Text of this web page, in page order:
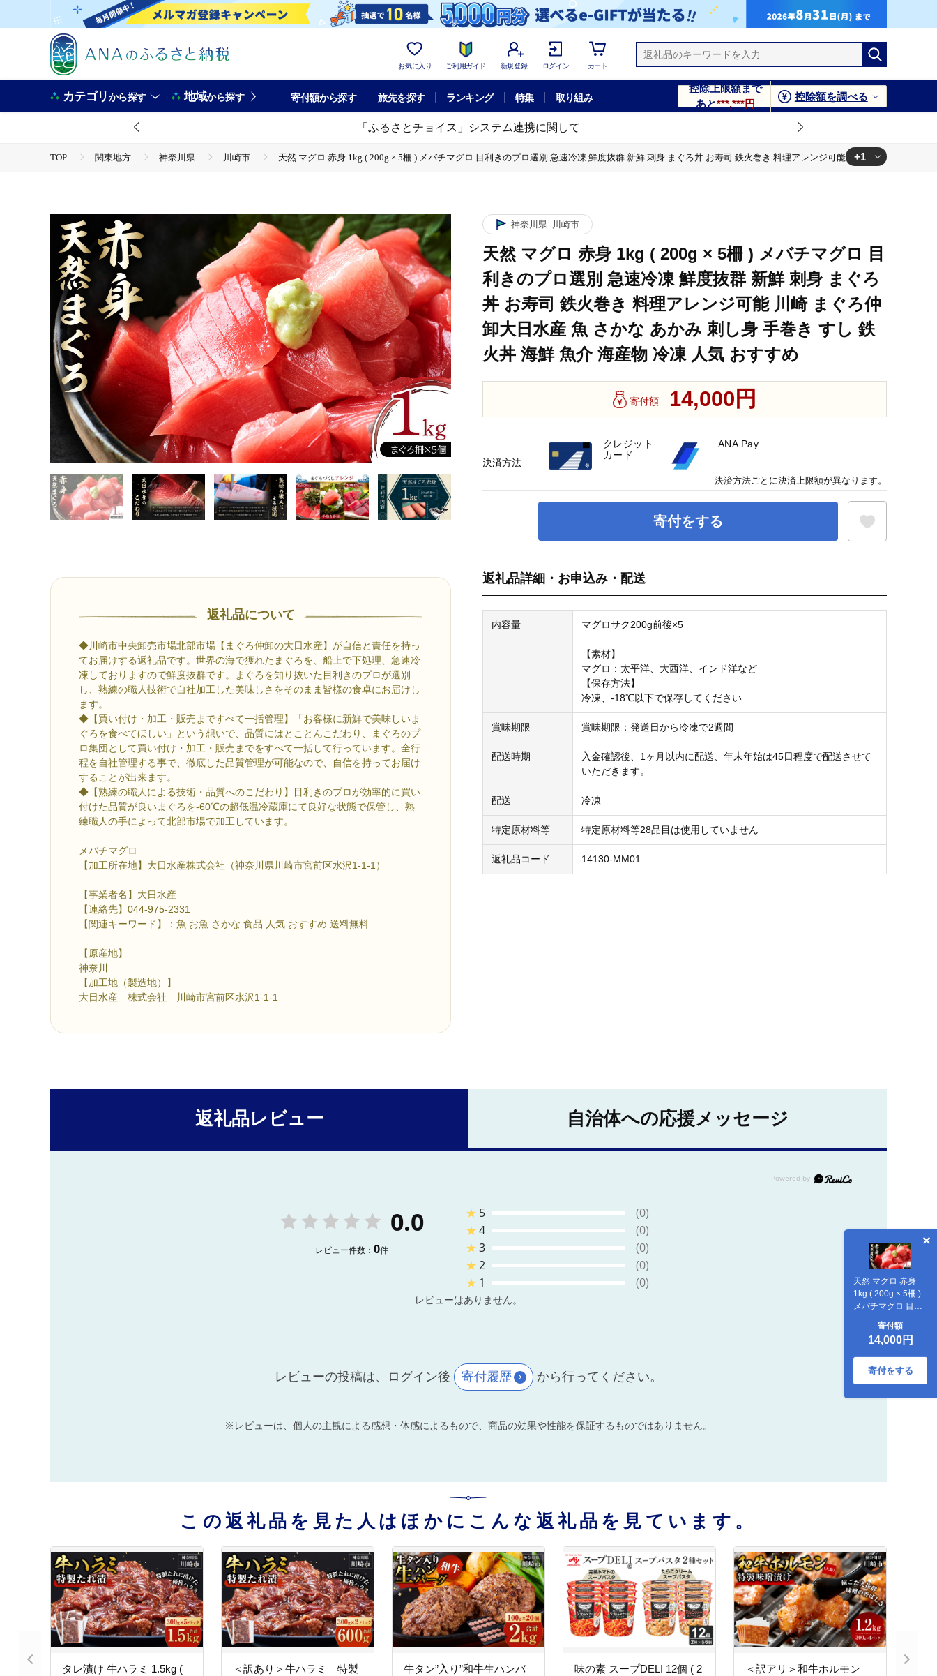
お気に入り ご利用ガイド 新規登録 ログイン カート
カテゴリから探す 地域から探す 寄付額から探す 旅先を探す ランキング 特集 取り組み
控除上限額まで
あと***,***円
控除額を調べる
「ふるさとチョイス」システム連携に関して
TOP 関東地方 神奈川県 川崎市
天然 マグロ 赤身 1kg ( 200g × 5柵 ) メバチマグロ 目利きのプロ選別 急速冷凍 鮮度抜群 新鮮 刺身 まぐろ丼 お寿司 鉄火巻き 料理アレンジ可能 川崎 まぐろ仲卸大
+1
返礼品について
◆川崎市中央卸売市場北部市場【まぐろ仲卸の大日水産】が自信と責任を持っ
てお届けする返礼品です。世界の海で獲れたまぐろを、船上で下処理、急速冷
凍しておりますので鮮度抜群です。まぐろを知り抜いた目利きのプロが選別
し、熟練の職人技術で自社加工した美味しさをそのまま皆様の食卓にお届けし
ます。
◆【買い付け・加工・販売まですべて一括管理】「お客様に新鮮で美味しいま
ぐろを食べてほしい」という想いで、品質にはとことんこだわり、まぐろのプ
ロ集団として買い付け・加工・販売までをすべて一括して行っています。全行
程を自社管理する事で、徹底した品質管理が可能なので、自信を持ってお届け
することが出来ます。
◆【熟練の職人による技術・品質へのこだわり】目利きのプロが効率的に買い
付けた品質が良いまぐろを-60℃の超低温冷蔵庫にて良好な状態で保管し、熟
練職人の手によって北部市場で加工しています。
メバチマグロ
【加工所在地】大日水産株式会社（神奈川県川崎市宮前区水沢1-1-1）
【事業者名】大日水産
【連絡先】044-975-2331
【関連キーワード】：魚 お魚 さかな 食品 人気 おすすめ 送料無料
【原産地】
神奈川
【加工地（製造地）】
大日水産 株式会社 川崎市宮前区水沢1-1-1
神奈川県 川崎市
天然 マグロ 赤身 1kg ( 200g × 5柵 ) メバチマグロ 目
利きのプロ選別 急速冷凍 鮮度抜群 新鮮 刺身 まぐろ
丼 お寿司 鉄火巻き 料理アレンジ可能 川崎 まぐろ仲
卸大日水産 魚 さかな あかみ 刺し身 手巻き すし 鉄
火丼 海鮮 魚介 海産物 冷凍 人気 おすすめ
寄付額 14,000円
寄付をする
天然 マグロ 赤身
1kg ( 200g × 5柵 )
メバチマグロ 目利
冷凍 鮮度抜群 新鮮
刺身 まぐろ丼 お寿
司 鉄火巻き 料理ア
レンジ可能 川崎 ま
ぐろ仲卸大日水産
寄付額
14,000円
寄付をする
返礼品詳細・お申込み・配送
内容量 マグロサク200g前後×5
【素材】
マグロ：太平洋、大西洋、インド洋など
【保存方法】
冷凍、-18℃以下で保存してください
賞味期限 賞味期限：発送日から冷凍で2週間
配送時期
入金確認後、1ヶ月以内に配送、年末年始は45日程度で配送させて
いただきます。
配送 冷凍
特定原材料等 特定原材料等28品目は使用していません
返礼品コード 14130-MM01
決済方法
クレジット
カード
ANA Pay
決済方法ごとに決済上限額が異なります。
返礼品レビュー 自治体への応援メッセージ
0.0
レビュー件数： 0件
★ 5
(0)
★4
(0)
★3
(0)
★2
(0)
★ 1 (0)
レビューはありません。
レビューの投稿は、ログイン後 寄付履歴 から行ってください。
※レビューは、個人の主観による感想・体感によるもので、商品の効果や性能を保証するものではありません。
この返礼品を見た人はほかにこんな返礼品を見ています。
タレ漬け 牛ハラミ 1.5kg (
＜訳あり＞牛ハラミ 特製
牛タン”入り”和牛生ハンバ
味の素 スープDELI 12個 ( 2
＜訳アリ＞和牛ホルモン